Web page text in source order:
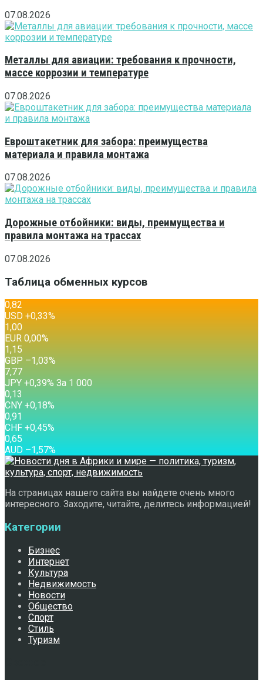
07.08.2026
Металлы для авиации: требования к прочности,
массе коррозии и температуре
07.08.2026
Евроштакетник для забора: преимущества
материала и правила монтажа
07.08.2026
Дорожные отбойники: виды, преимущества и
правила монтажа на трассах
07.08.2026
Таблица обменных курсов
0,82
USD +0,33%
1,00
EUR 0,00%
1,15
GBP –1,03%
7,77
JPY +0,39% За 1 000
0,13
CNY +0,18%
0,91
CHF +0,45%
0,65
AUD –1,57%
На страницах нашего сайта вы найдете очень много
интересного. Заходите, читайте, делитесь информацией!
Категории
Бизнес
Интернет
Культура
Недвижимость
Новости
Общество
Спорт
Стиль
Туризм